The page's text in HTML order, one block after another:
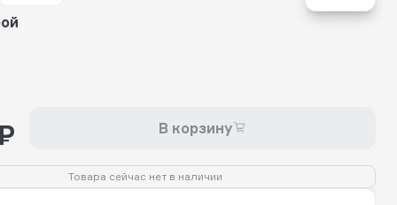
В корзину
Товара сейчас нет в наличии